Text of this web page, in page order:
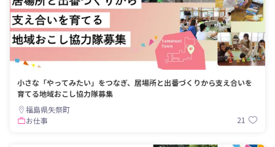
小さな「やってみたい」をつなぎ、居場所と出番づくりから支え合いを
育てる地域おこし協力隊募集
福島県矢祭町
お仕事
21